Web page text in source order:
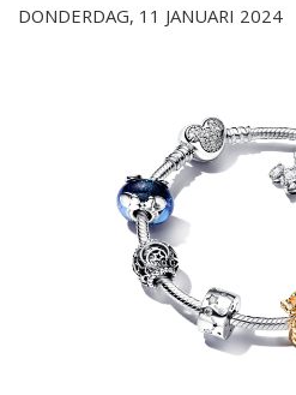
DONDERDAG, 11 JANUARI 2024